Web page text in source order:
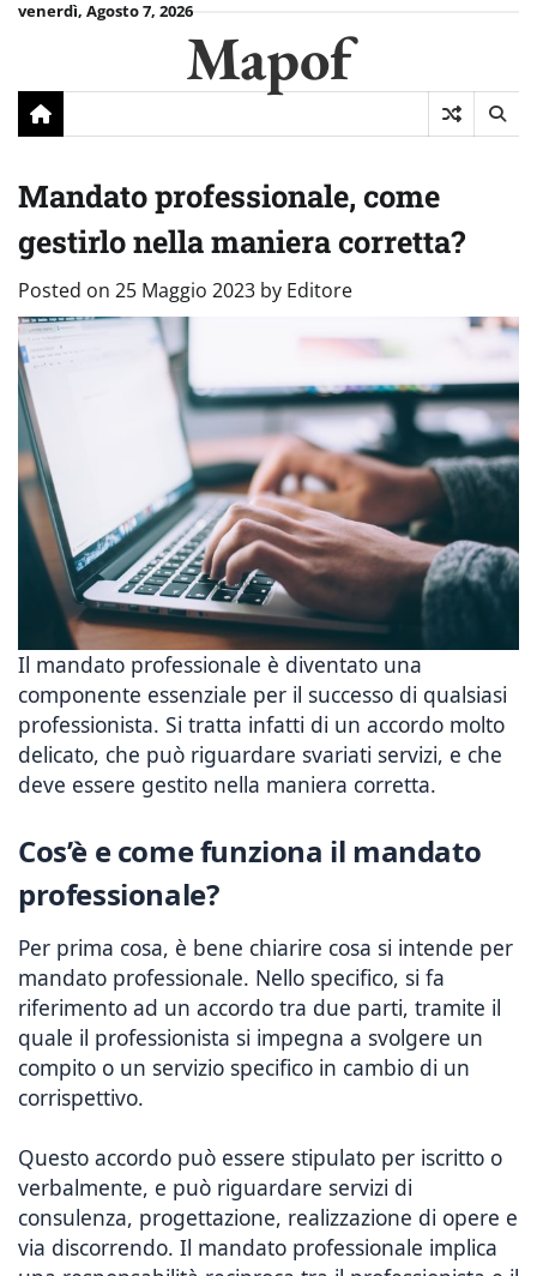
Skipvenerdì, Agosto 7, 2026
Mapof
Mandato professionale, come
gestirlo nella maniera corretta?
Posted on 25 Maggio 2023 by Editore
Il mandato professionale è diventato una
componente essenziale per il successo di qualsiasi
professionista. Si tratta infatti di un accordo molto
delicato, che può riguardare svariati servizi, e che
deve essere gestito nella maniera corretta.
Cos’è e come funziona il mandato
professionale?
Per prima cosa, è bene chiarire cosa si intende per
mandato professionale. Nello specifico, si fa
riferimento ad un accordo tra due parti, tramite il
quale il professionista si impegna a svolgere un
compito o un servizio specifico in cambio di un
corrispettivo.
Questo accordo può essere stipulato per iscritto o
verbalmente, e può riguardare servizi di
consulenza, progettazione, realizzazione di opere e
via discorrendo. Il mandato professionale implica